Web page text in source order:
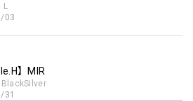
L
03
】MIR
31